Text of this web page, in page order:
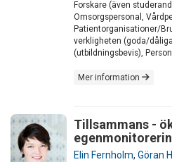
Forskare (även
Omsorgspersonal,
Patientorganisationer/
verkligheten (goda/
(utbildningsbevis),
Mer information
Tillsammans -
Elin Fernholm, Göran